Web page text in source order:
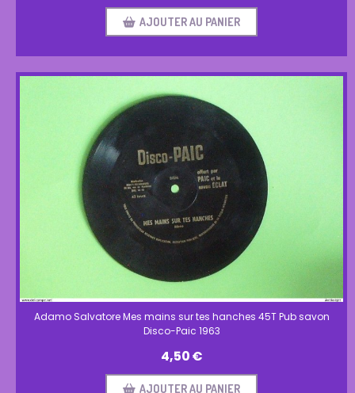
AJOUTER AU PANIER
Adamo Salvatore Mes mains sur tes hanches 45T Pub savon
Disco-Paic 1963
4,50€
AJOUTER AU PANIER